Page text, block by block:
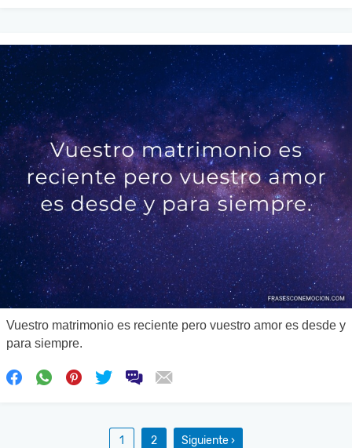
Vuestro matrimonio es reciente pero vuestro amor es desde y
para siempre.
1 2 Siguiente ›